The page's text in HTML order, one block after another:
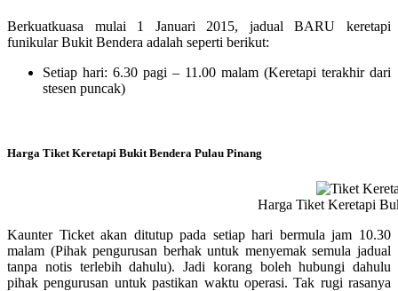
Berkuatkuasa mulai 1 Januari 2015, jadual BARU keretapi
funikular Bukit Bendera adalah seperti berikut:
Setiap hari: 6.30 pagi – 11.00 malam (Keretapi terakhir dari
stesen puncak)
Harga Tiket Keretapi Bukit Bendera Pulau Pinang
Harga Tiket Keretapi
Kaunter Ticket akan ditutup pada setiap hari bermula jam 10.30
malam (Pihak pengurusan berhak untuk menyemak semula jadual
tanpa notis terlebih dahulu). Jadi korang boleh hubungi dahulu
pihak pengurusan untuk pastikan waktu operasi. Tak rugi rasanya